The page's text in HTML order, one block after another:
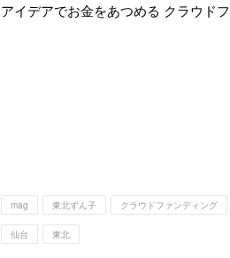
アイデアでお金をあつめる クラウド
mag 東北ずん子 クラウドファンディング
仙台 東北